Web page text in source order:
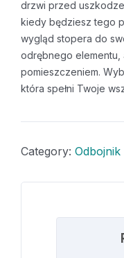
drzwi przed
kiedy będziesz tego
wygląd stopera do
odrębnego elementu,
pomieszczeniem.
która spełni Twoje
Category: Odbojnik